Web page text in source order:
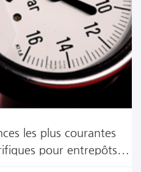
les plus courantes
pour entrepôts